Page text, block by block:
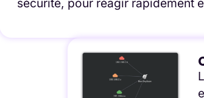
sécurité, pour réagir rapidement